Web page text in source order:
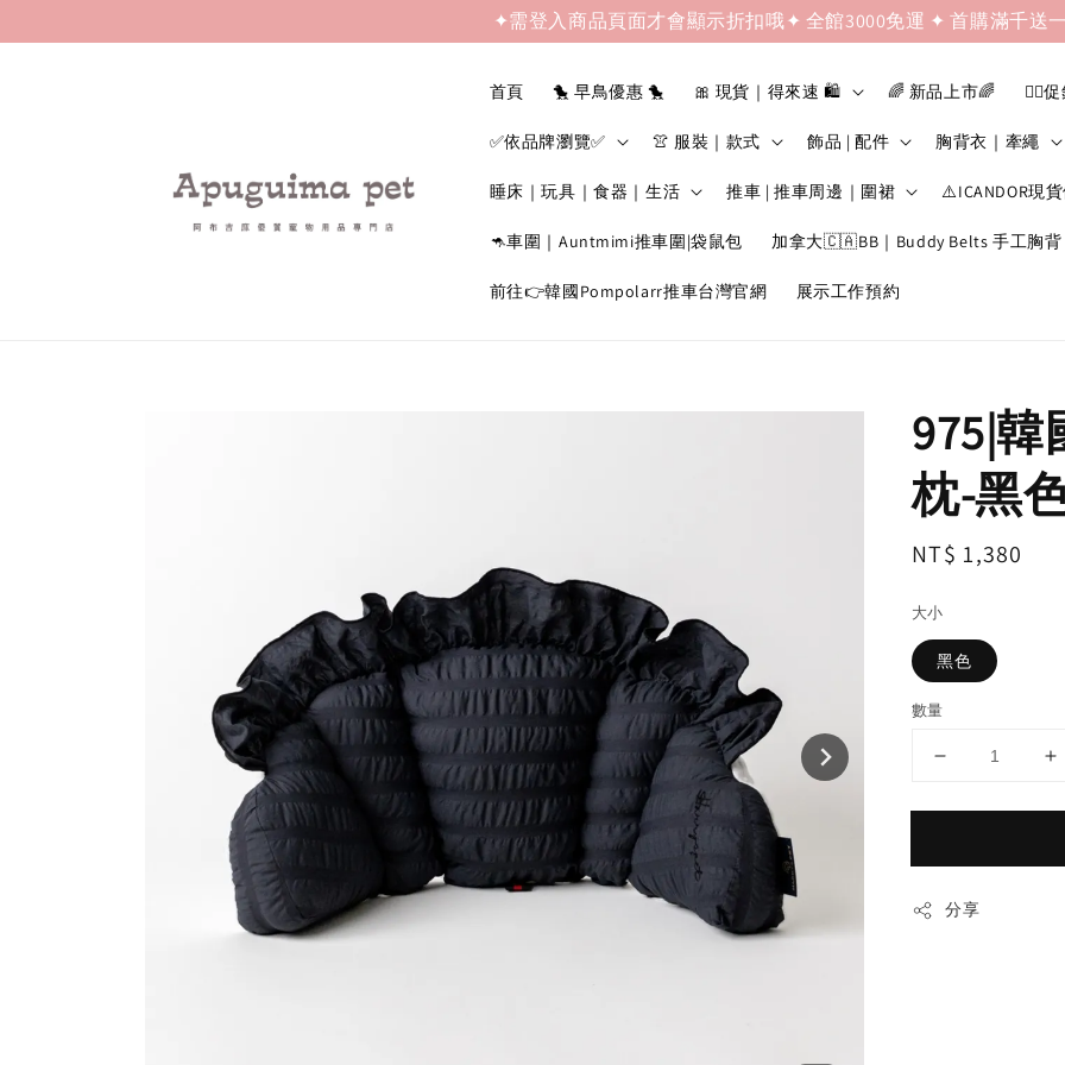
✦需登入商品頁面才會顯示折扣哦✦ 全館3000免運 ✦ 首購滿千送
首頁 🐤 早鳥優惠 🐤 🎀 現貨｜得來速 🛍️ 🌈 新品上市🌈 ❤️‍🔥
✅依品牌瀏覽✅ 👚 服裝｜款式 飾品 | 配件 胸背衣｜牽繩
睡床｜玩具｜食器｜生活 推車 | 推車周邊｜圍裙 ⚠️ICANDOR現
🦘車圍｜Auntmimi推車圍|袋鼠包 加拿大🇨🇦BB｜Buddy Belts 手工胸背
前往👉韓國Pompolarr推車台灣官網 展示工作預約
975|
枕-黑
Regular
NT$ 1,380
大小
黑色
數量
分享